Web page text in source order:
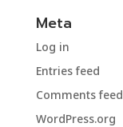
Meta
Log in
Entries feed
Comments feed
WordPress.org